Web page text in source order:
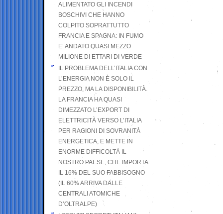
ALIMENTATO GLI INCENDI
BOSCHIVI CHE HANNO
COLPITO SOPRATTUTTO
FRANCIA E SPAGNA: IN FUMO
E’ ANDATO QUASI MEZZO
MILIONE DI ETTARI DI VERDE
IL PROBLEMA DELL’ITALIA CON
L’ENERGIA NON È SOLO IL
PREZZO, MA LA DISPONIBILITÀ.
LA FRANCIA HA QUASI
DIMEZZATO L’EXPORT DI
ELETTRICITÀ VERSO L’ITALIA
PER RAGIONI DI SOVRANITÀ
ENERGETICA, E METTE IN
ENORME DIFFICOLTÀ IL
NOSTRO PAESE, CHE IMPORTA
IL 16% DEL SUO FABBISOGNO
(IL 60% ARRIVA DALLE
CENTRALI ATOMICHE
D’OLTRALPE)